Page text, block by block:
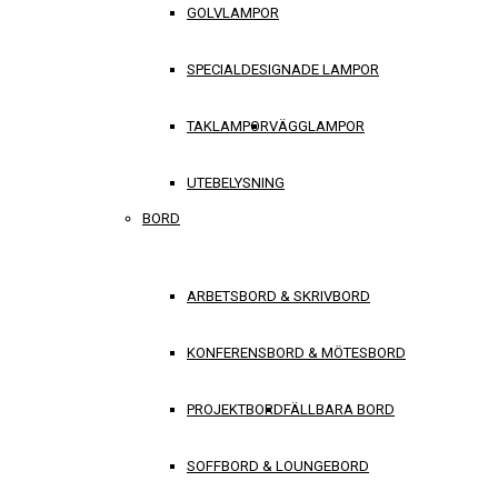
GOLVLAMPOR
SPECIALDESIGNADE LAMPOR
TAKLAMPORVÄGGLAMPOR
UTEBELYSNING
BORD
ARBETSBORD & SKRIVBORD
KONFERENSBORD & MÖTESBORD
PROJEKTBORDFÄLLBARA BORD
SOFFBORD & LOUNGEBORD